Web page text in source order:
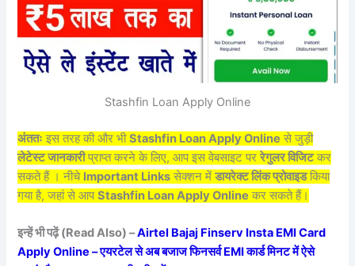
Stashfin Loan Apply Online
अंततः इस तरह की और भीStashfin Loan Apply Online से जुड़ी
लेटेस्ट जानकारीप्राप्त करने के लिए, आप इस वेबसाइट पररेगुलर विजिटकर
सकते हैं । नीचे Important Links सेक्शन मेंडायरेक्ट लिंक प्रोवाइडकिया
गया है, जहां से आपStashfin Loan Apply Online कर सकते हैं।
इन्हें भी पढ़ें (Read Also) –Airtel Bajaj Finserv Insta EMI Card
Apply Online – एयरटेल से अब बजाज फिनसर्व EMI कार्ड मिनट में ऐसे